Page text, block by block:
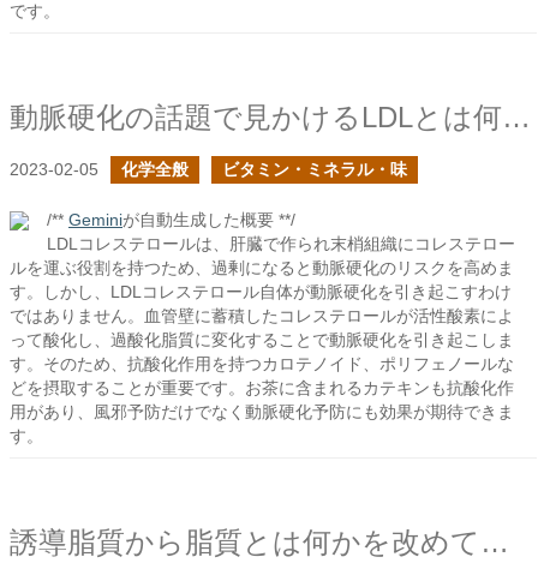
です。
動脈硬化の話題で見かけるLDLとは何だ？
2023-02-05 化学全般 ビタミン・ミネラル・味
/** Geminiが自動生成した概要 **/
LDLコレステロールは、肝臓で作られ末梢組織にコレステロー
ルを運ぶ役割を持つため、過剰になると動脈硬化のリスクを高めま
す。しかし、LDLコレステロール自体が動脈硬化を引き起こすわけ
ではありません。血管壁に蓄積したコレステロールが活性酸素によ
って酸化し、過酸化脂質に変化することで動脈硬化を引き起こしま
す。そのため、抗酸化作用を持つカロテノイド、ポリフェノールな
どを摂取することが重要です。お茶に含まれるカテキンも抗酸化作
用があり、風邪予防だけでなく動脈硬化予防にも効果が期待できま
す。
誘導脂質から脂質とは何かを改めて考える